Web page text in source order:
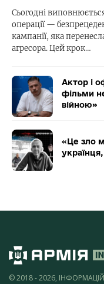
Сьогодні
операції —
кампанії, яка
агресора. Цей крок…
Актор і
фільми
війною»
«Це зло
© 2018 - 2026,